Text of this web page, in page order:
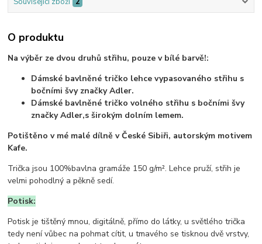
O produktu
Na výběr ze dvou druhů střihu, pouze v bílé barvě!:
Dámské bavlněné tričko lehce vypasovaného střihu s
bočními švy značky Adler.
Dámské bavlněné tričko volného střihu s bočními švy
značky Adler,s širokým dolním lemem.
Potištěno v mé malé dílně v České Sibiři, autorským motivem
Kafe.
Trička jsou 100%bavlna gramáže 150 g/m². Lehce pruží, střih je
velmi pohodlný a pěkně sedí.
Potisk:
Potisk je tištěný mnou, digitálně, přímo do látky, u světlého trička
tedy není vůbec na pohmat cítit, u tmavého se tisknou dvě vrstvy,